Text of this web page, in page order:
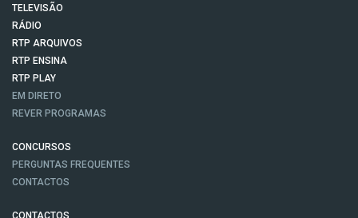
TELEVISÃO
RÁDIO
RTP ARQUIVOS
RTP ENSINA
RTP PLAY
EM DIRETO
REVER PROGRAMAS
CONCURSOS
PERGUNTAS FREQUENTES
CONTACTOS
CONTACTOS